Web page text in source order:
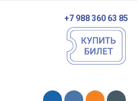
+7 988 360 63 85